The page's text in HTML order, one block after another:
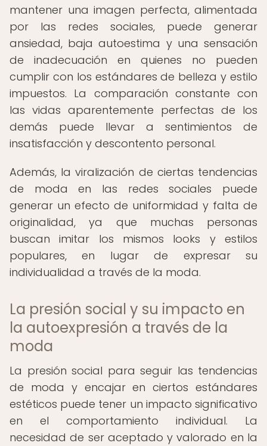
mantener una imagen perfecta, alimentada
por las redes sociales, puede generar
ansiedad, baja autoestima y una sensación
de inadecuación en quienes no pueden
cumplir con los estándares de belleza y estilo
impuestos. La comparación constante con
las vidas aparentemente perfectas de los
demás puede llevar a sentimientos de
insatisfacción y descontento personal.
Además, la viralización de ciertas tendencias
de moda en las redes sociales puede
generar un efecto de uniformidad y falta de
originalidad, ya que muchas personas
buscan imitar los mismos looks y estilos
populares, en lugar de expresar su
individualidad a través de la moda.
La presión social y su impacto en
la autoexpresión a través de la
moda
La presión social para seguir las tendencias
de moda y encajar en ciertos estándares
estéticos puede tener un impacto significativo
en el comportamiento individual. La
necesidad de ser aceptado y valorado en la